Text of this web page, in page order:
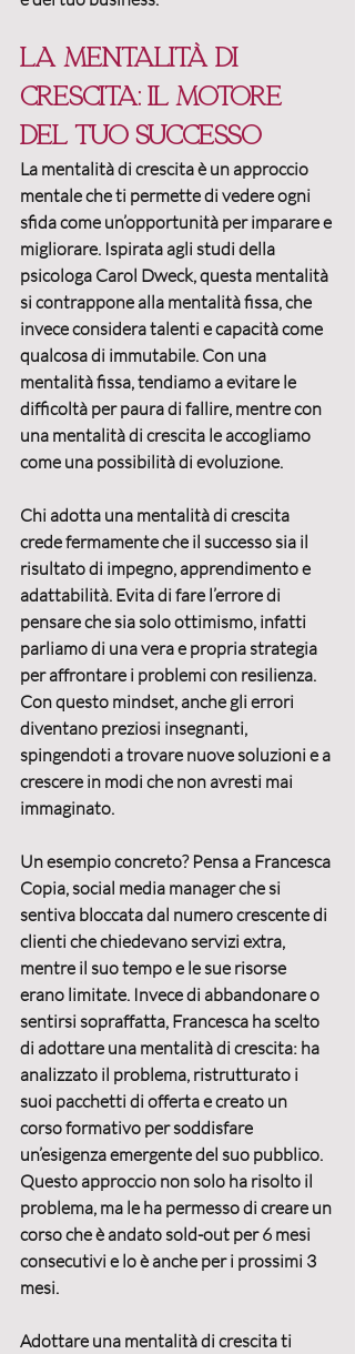
La mentalità di
crescita: il motore
del tuo successo
La mentalità di crescita è un approccio
mentale che ti permette di vedere ogni
sfida come un’opportunità per imparare e
migliorare. Ispirata agli studi della
psicologa Carol Dweck, questa mentalità
si contrappone alla mentalità fissa, che
invece considera talenti e capacità come
qualcosa di immutabile. Con una
mentalità fissa, tendiamo a evitare le
difficoltà per paura di fallire, mentre con
una mentalità di crescita le accogliamo
come una possibilità di evoluzione.
Chi adotta una mentalità di crescita
crede fermamente che il successo sia il
risultato di impegno, apprendimento e
adattabilità. Evita di fare l’errore di
pensare che sia solo ottimismo, infatti
parliamo di una vera e propria strategia
per affrontare i problemi con resilienza.
Con questo mindset, anche gli errori
diventano preziosi insegnanti,
spingendoti a trovare nuove soluzioni e a
crescere in modi che non avresti mai
immaginato.
Un esempio concreto? Pensa a Francesca
Copia, social media manager che si
sentiva bloccata dal numero crescente di
clienti che chiedevano servizi extra,
mentre il suo tempo e le sue risorse
erano limitate. Invece di abbandonare o
sentirsi sopraffatta, Francesca ha scelto
di adottare una mentalità di crescita: ha
analizzato il problema, ristrutturato i
suoi pacchetti di offerta e creato un
corso formativo per soddisfare
un’esigenza emergente del suo pubblico.
Questo approccio non solo ha risolto il
problema, ma le ha permesso di creare un
corso che è andato sold-out per 6 mesi
consecutivi e lo è anche per i prossimi 3
mesi.
Adottare una mentalità di crescita ti